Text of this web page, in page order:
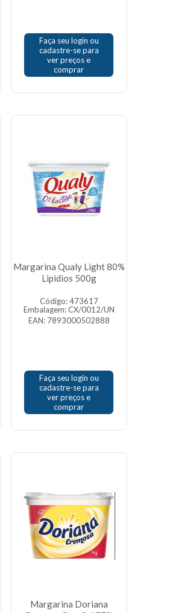
Faça seu login ou
cadastre-se para
ver preços e
comprar
Margarina Qualy Light 80%
Lipidios 500g
Código: 473617
Embalagem: CX/0012/UN
EAN: 7893000502888
Faça seu login ou
cadastre-se para
ver preços e
comprar
Margarina Doriana